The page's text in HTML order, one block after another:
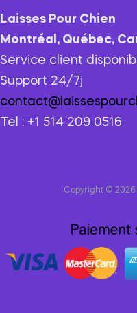
Laisses Pour Chien
Montréal, Québec,
Service client
Support 24/7j
Tel : +1 514 209 0516
Copyright © 2026